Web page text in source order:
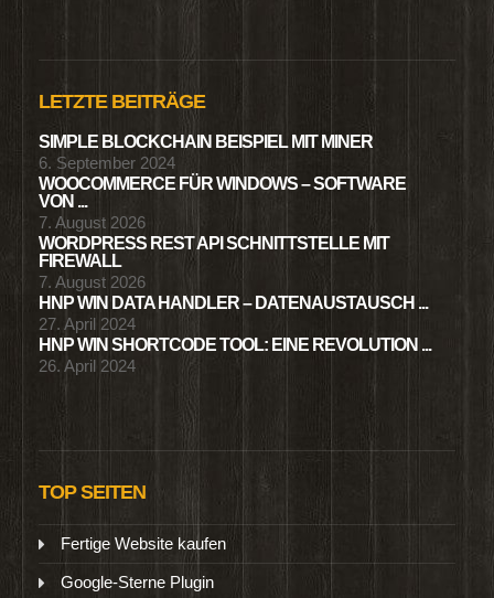
LETZTE BEITRÄGE
SIMPLE BLOCKCHAIN BEISPIEL MIT MINER
6. September 2024
WOOCOMMERCE FÜR WINDOWS – SOFTWARE
VON ...
7. August 2026
WORDPRESS REST API SCHNITTSTELLE MIT
FIREWALL
7. August 2026
HNP WIN DATA HANDLER – DATENAUSTAUSCH ...
27. April 2024
HNP WIN SHORTCODE TOOL: EINE REVOLUTION ...
26. April 2024
TOP SEITEN
Fertige Website kaufen
Google-Sterne Plugin